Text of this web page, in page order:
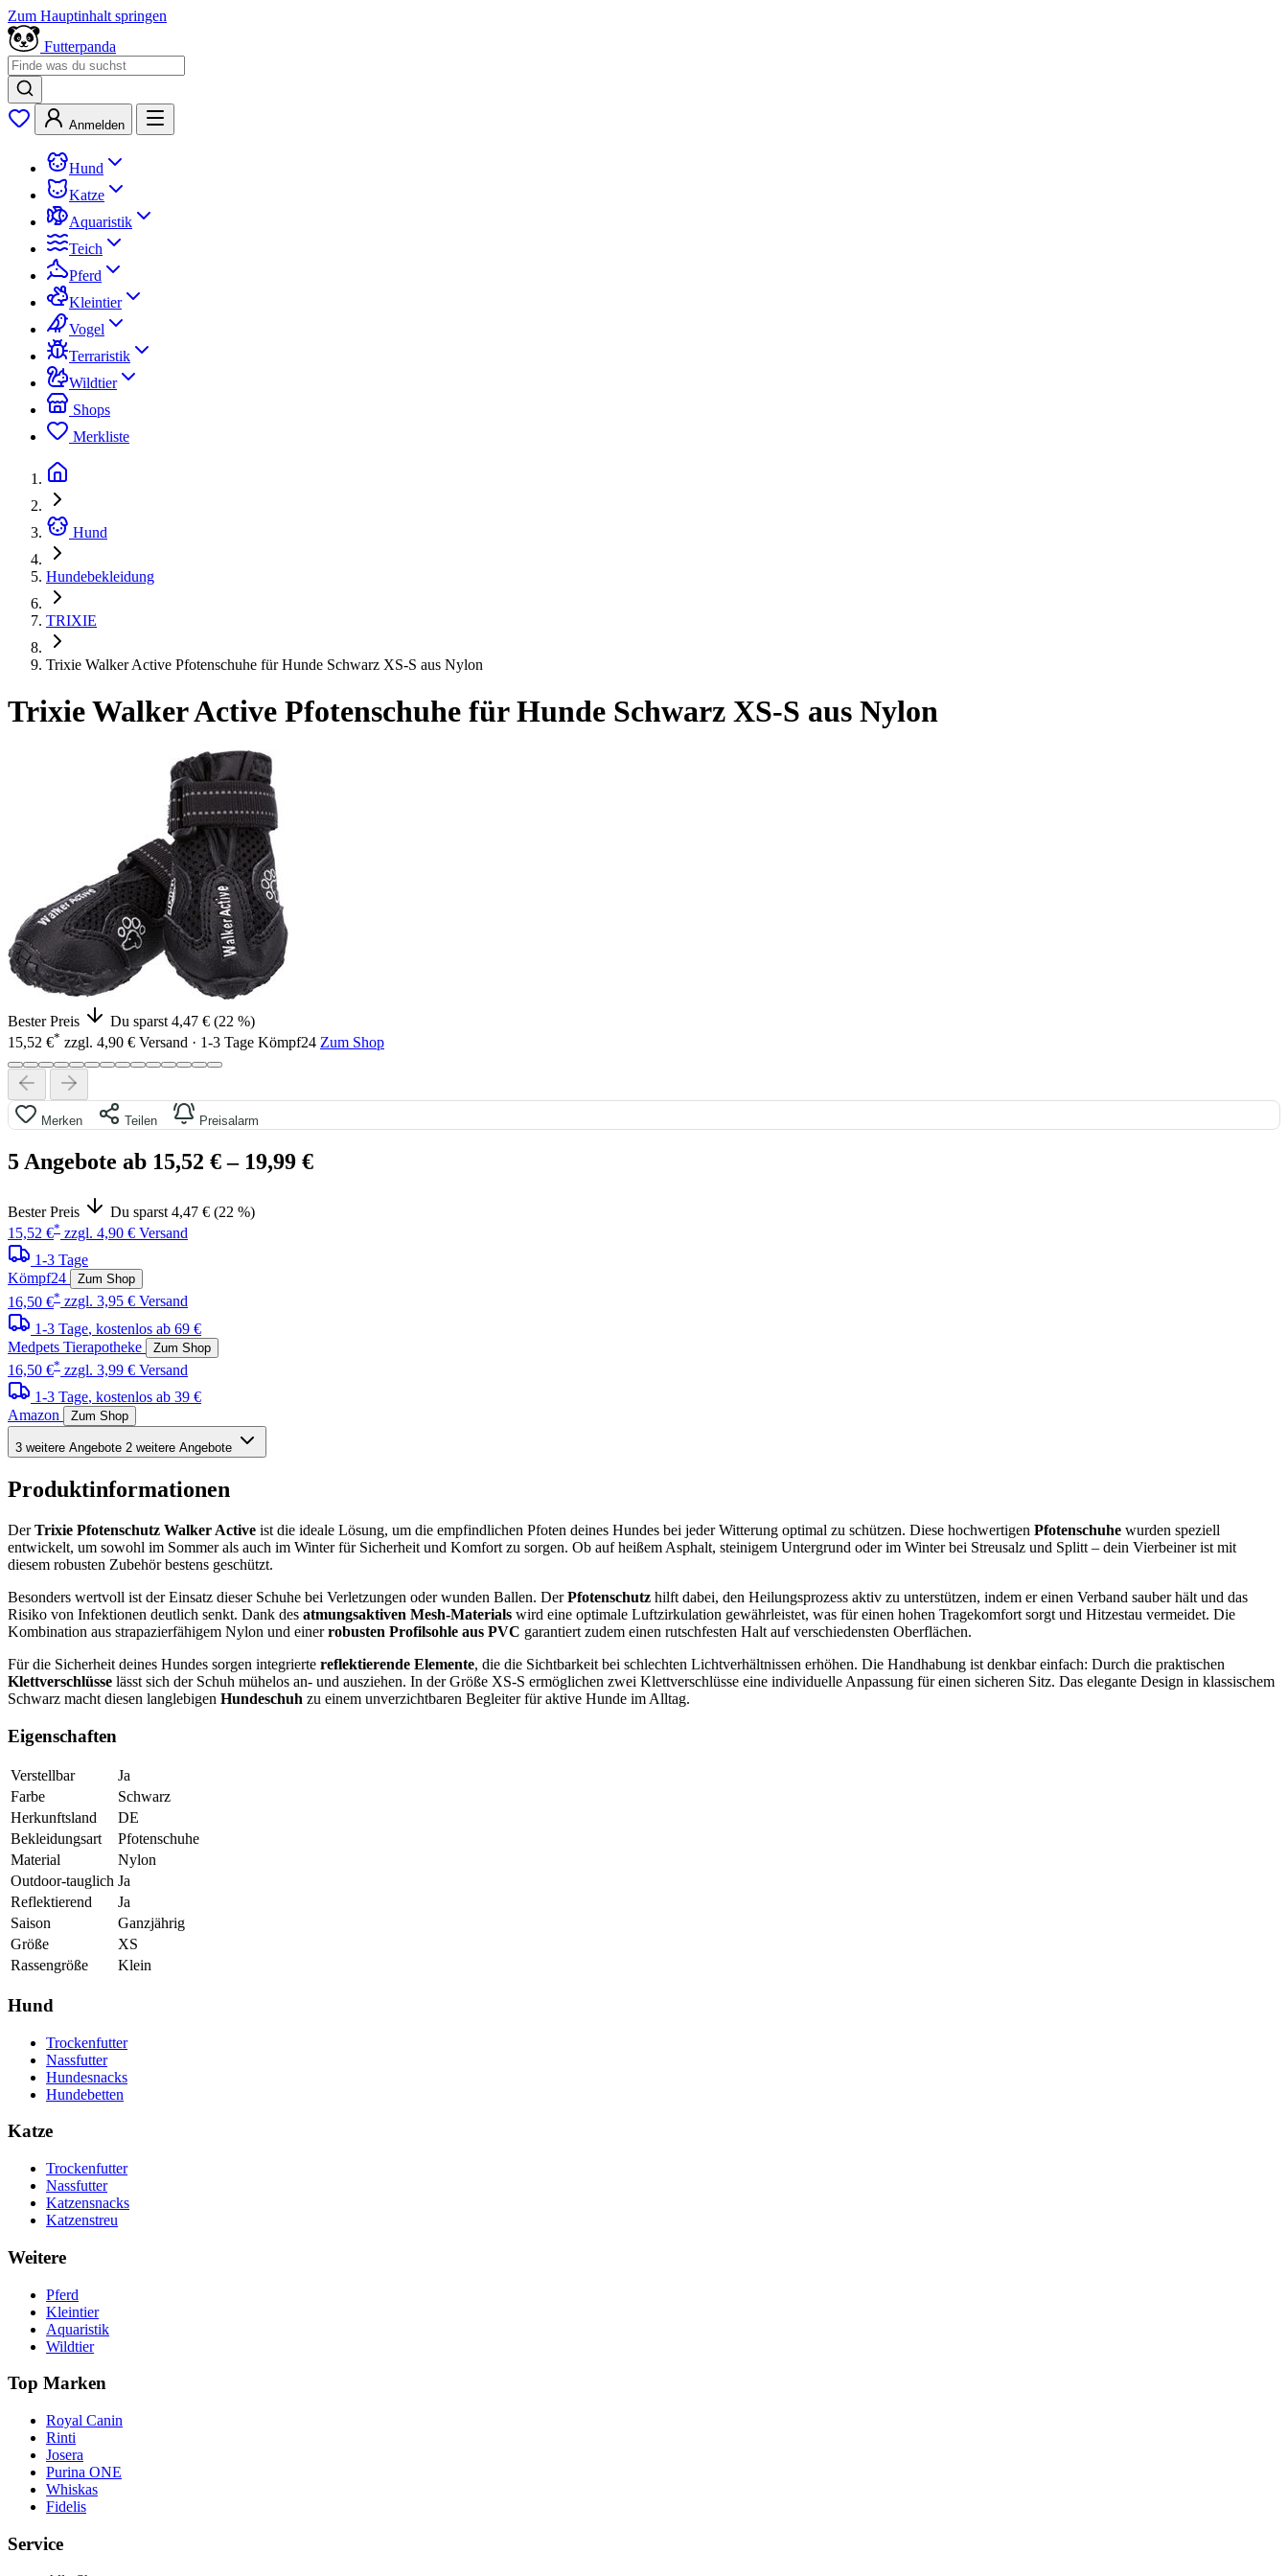
Zum Hauptinhalt springen
Futterpanda
Anmelden
Hund
Katze
Aquaristik
Teich
Pferd
Kleintier
Vogel
Terraristik
Wildtier
Shops
Merkliste
Hund
Hundebekleidung
TRIXIE
Trixie Walker Active Pfotenschuhe für Hunde Schwarz XS-S aus Nylon
Trixie Walker Active Pfotenschuhe für Hunde Schwarz XS-S aus Nylon
Bester Preis
Du sparst 4,47 € (22 %)
15,52 €* zzgl. 4,90 € Versand · 1-3 Tage Kömpf24 Zum Shop
Merken Teilen Preisalarm
5 Angebote ab 15,52 €– 19,99 €
Bester Preis
Du sparst 4,47 € (22 %)
15,52 €* zzgl. 4,90 € Versand
1-3 Tage
Kömpf24
Zum Shop
16,50 €* zzgl. 3,95 € Versand
1-3 Tage, kostenlos ab 69 €
Medpets Tierapotheke
Zum Shop
16,50 €* zzgl. 3,99 € Versand
1-3 Tage, kostenlos ab 39 €
Amazon
Zum Shop
3 weitere Angebote 2 weitere Angebote
Produktinformationen
DerTrixie Pfotenschutz Walker Active ist die ideale Lösung, um die empfindlichen Pfoten deines Hundes bei jeder Witterung optimal zu schützen. Diese hochwertigen Pfotenschuhe wurden speziell
entwickelt, um sowohl im Sommer als auch im Winter für Sicherheit und Komfort zu sorgen. Ob auf heißem Asphalt, steinigem Untergrund oder im Winter bei Streusalz und Splitt – dein Vierbeiner ist mit
diesem robusten Zubehör bestens geschützt.
Besonders wertvoll ist der Einsatz dieser Schuhe bei Verletzungen oder wunden Ballen. DerPfotenschutz hilft dabei, den Heilungsprozess aktiv zu unterstützen, indem er einen Verband sauber hält und das
Risiko von Infektionen deutlich senkt. Dank des atmungsaktiven Mesh-Materials wird eine optimale Luftzirkulation gewährleistet, was für einen hohen Tragekomfort sorgt und Hitzestau vermeidet. Die
Kombination aus strapazierfähigem Nylon und einerrobusten Profilsohle aus PVC garantiert zudem einen rutschfesten Halt auf verschiedensten Oberflächen.
Für die Sicherheit deines Hundes sorgen integrierte reflektierende Elemente, die die Sichtbarkeit bei schlechten Lichtverhältnissen erhöhen. Die Handhabung ist denkbar einfach: Durch die praktischen
Klettverschlüsse lässt sich der Schuh mühelos an- und ausziehen. In der Größe XS-S ermöglichen zwei Klettverschlüsse eine individuelle Anpassung für einen sicheren Sitz. Das elegante Design in klassischem
Schwarz macht diesen langlebigen Hundeschuh zu einem unverzichtbaren Begleiter für aktive Hunde im Alltag.
Eigenschaften
Verstellbar
Ja
Farbe
Schwarz
Herkunftsland
DE
Bekleidungsart
Pfotenschuhe
Material
Nylon
Outdoor-tauglich Ja
Reflektierend
Ja
Saison
Ganzjährig
Größe
XS
Rassengröße
Klein
Hund
Trockenfutter
Nassfutter
Hundesnacks
Hundebetten
Katze
Trockenfutter
Nassfutter
Katzensnacks
Katzenstreu
Weitere
Pferd
Kleintier
Aquaristik
Wildtier
Top Marken
Royal Canin
Rinti
Josera
Purina ONE
Whiskas
Fidelis
Service